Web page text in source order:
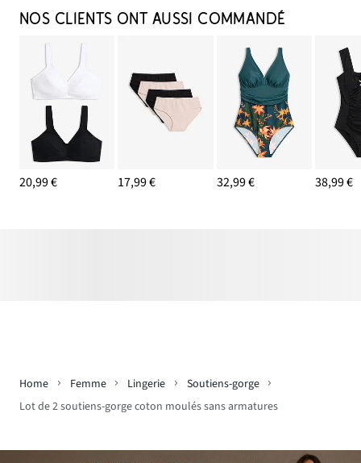
NOS CLIENTS ONT AUSSI COMMANDÉ
20,99 € 17,99 € 32,99 € 38,99 €
Home Femme Lingerie
Soutiens-gorge
Lot de 2 soutiens-gorge coton moulés sans armatures